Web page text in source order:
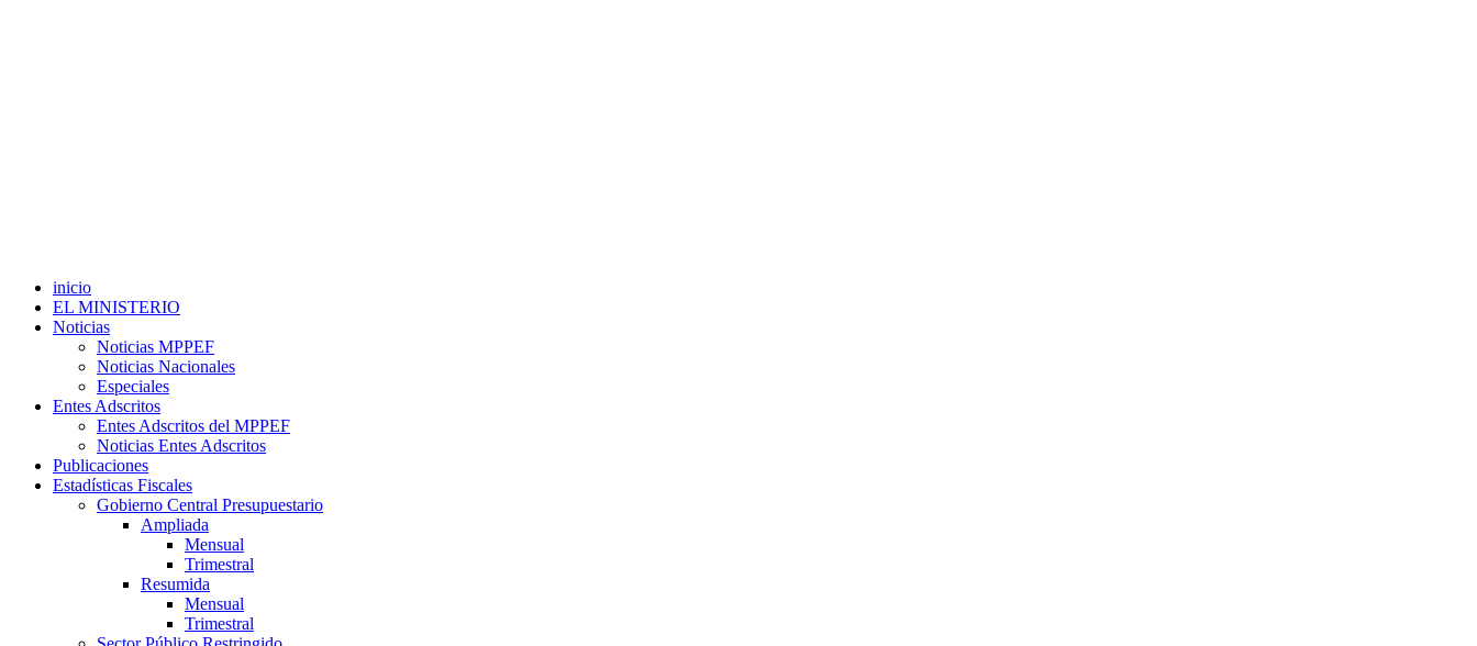
inicio
EL MINISTERIO
Noticias
Noticias MPPEF
Noticias Nacionales
Especiales
Entes Adscritos
Entes Adscritos del MPPEF
Noticias Entes Adscritos
Publicaciones
Estadísticas Fiscales
Gobierno Central Presupuestario
Ampliada
Mensual
Trimestral
Resumida
Mensual
Trimestral